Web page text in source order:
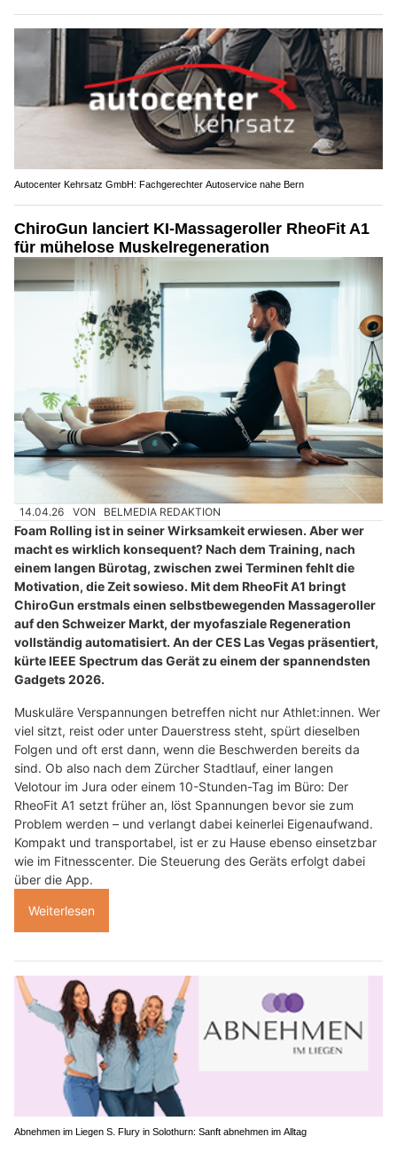
Autocenter Kehrsatz GmbH: Fachgerechter Autoservice nahe Bern
ChiroGun lanciert KI-Massageroller RheoFit A1
für mühelose Muskelregeneration
14.04.26 VON BELMEDIA REDAKTION
Foam Rolling ist in seiner Wirksamkeit erwiesen. Aber wer
macht es wirklich konsequent? Nach dem Training, nach
einem langen Bürotag, zwischen zwei Terminen fehlt die
Motivation, die Zeit sowieso. Mit dem RheoFit A1 bringt
ChiroGun erstmals einen selbstbewegenden Massageroller
auf den Schweizer Markt, der myofasziale Regeneration
vollständig automatisiert. An der CES Las Vegas präsentiert,
kürte IEEE Spectrum das Gerät zu einem der spannendsten
Gadgets 2026.
Muskuläre Verspannungen betreffen nicht nur Athlet:innen. Wer
viel sitzt, reist oder unter Dauerstress steht, spürt dieselben
Folgen und oft erst dann, wenn die Beschwerden bereits da
sind. Ob also nach dem Zürcher Stadtlauf, einer langen
Velotour im Jura oder einem 10-Stunden-Tag im Büro: Der
RheoFit A1 setzt früher an, löst Spannungen bevor sie zum
Problem werden – und verlangt dabei keinerlei Eigenaufwand.
Kompakt und transportabel, ist er zu Hause ebenso einsetzbar
wie im Fitnesscenter. Die Steuerung des Geräts erfolgt dabei
über die App.
Weiterlesen
Abnehmen im Liegen S. Flury in Solothurn: Sanft abnehmen im Alltag